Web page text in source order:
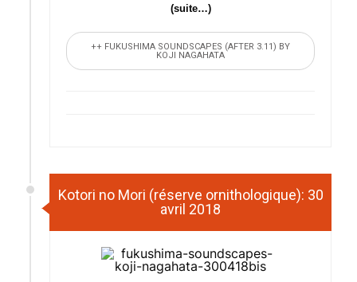
(suite…)
++ FUKUSHIMA SOUNDSCAPES (AFTER 3.11) BY
KOJI NAGAHATA
Kotori no Mori (réserve ornithologique): 30
avril 2018